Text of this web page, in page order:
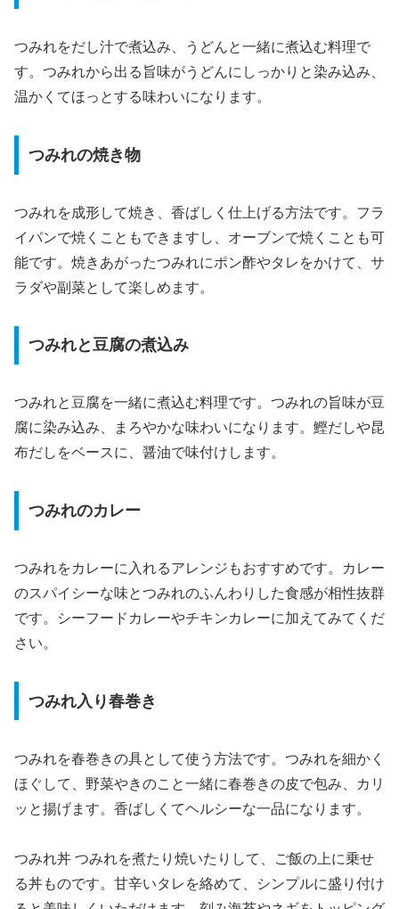
つみれをだし汁で煮込み、うどんと一緒に煮込む料理で
す。つみれから出る旨味がうどんにしっかりと染み込み、
温かくてほっとする味わいになります。
つみれの焼き物
つみれを成形して焼き、香ばしく仕上げる方法です。フラ
イパンで焼くこともできますし、オーブンで焼くことも可
能です。焼きあがったつみれにポン酢やタレをかけて、サ
ラダや副菜として楽しめます。
つみれと豆腐の煮込み
つみれと豆腐を一緒に煮込む料理です。つみれの旨味が豆
腐に染み込み、まろやかな味わいになります。鰹だしや昆
布だしをベースに、醤油で味付けします。
つみれのカレー
つみれをカレーに入れるアレンジもおすすめです。カレー
のスパイシーな味とつみれのふんわりした食感が相性抜群
です。シーフードカレーやチキンカレーに加えてみてくだ
さい。
つみれ入り春巻き
つみれを春巻きの具として使う方法です。つみれを細かく
ほぐして、野菜やきのこと一緒に春巻きの皮で包み、カリ
ッと揚げます。香ばしくてヘルシーな一品になります。
つみれ丼 つみれを煮たり焼いたりして、ご飯の上に乗せ
る丼ものです。甘辛いタレを絡めて、シンプルに盛り付け